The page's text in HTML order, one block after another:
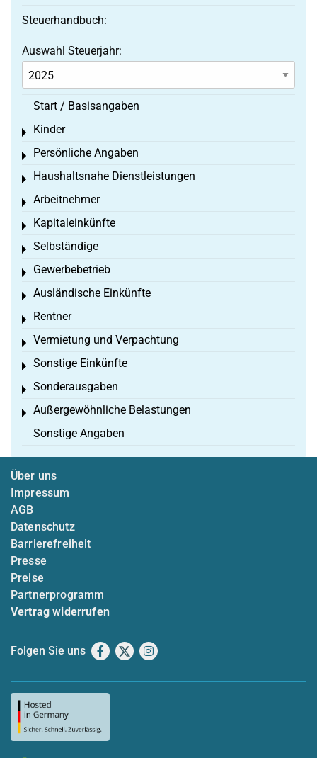
Steuerhandbuch:
Auswahl Steuerjahr:
Start / Basisangaben
Kinder
Toggle menu
Persönliche Angaben
Toggle menu
Haushaltsnahe Dienstleistungen
Toggle menu
Arbeitnehmer
Toggle menu
Kapitaleinkünfte
Toggle menu
Selbständige
Toggle menu
Gewerbebetrieb
Toggle menu
Ausländische Einkünfte
Toggle menu
Rentner
Toggle menu
Vermietung und Verpachtung
Toggle menu
Sonstige Einkünfte
Toggle menu
Sonderausgaben
Toggle menu
Außergewöhnliche Belastungen
Toggle menu
Sonstige Angaben
Über uns
Impressum
AGB
Datenschutz
Barrierefreiheit
Presse
Preise
Partnerprogramm
Vertrag widerrufen
Folgen Sie uns Facebook
X Instagram